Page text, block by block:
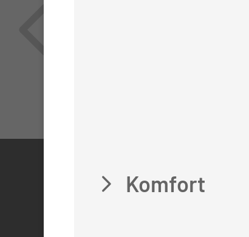
KONTAKTKomfort